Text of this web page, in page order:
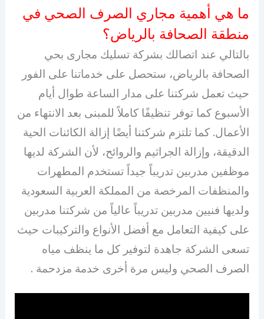
ما هي أهمية مجاري الصرف الصحي في
منطقة الصحافة بالرياض؟
بالتالي عند اتصالك بشركة تسليك مجارى بحي
الصحافة بالرياض، ستحصل على خدماتنا على الفور
حيث تعمل شركتنا على مدار الساعة طوال أيام
الأسبوع كما توفر تنظيفًا كاملاً للمبنى بعد الانتهاء من
الأعمال. كما تلتزم شركتنا أيضًا إزالة الكائنات الحية
الدقيقة، وإزالة الجراثيم والروائح، لأن الشركة لديها
موظفين مدربين تدريباً جيداً تستخدم المطهرات
والمنظفات المرخصة من المملكة العربية السعودية
ولديها فنيين مدربين تدريباً عالياً من شركتنا مدربين
على كيفية التعامل مع أفضل الأنواع والتركيبات حيث
تسعى الشركة جاهدة لتوفير كل ما ينظف مياه
الصرف الصحي وليس مرة أخرى خدمة مزدحمة .